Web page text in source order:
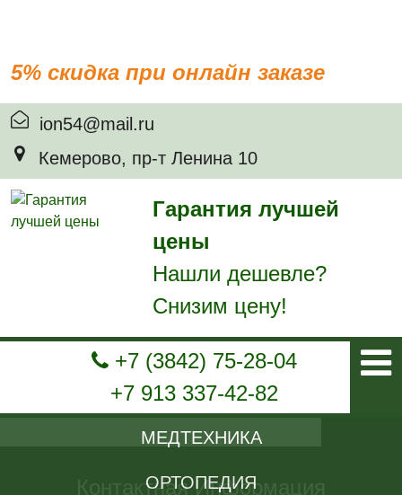
5% скидка при онлайн заказе
ion54@mail.ru
Кемерово, пр-т Ленина 10
Гарантия лучшей
цены
Нашли дешевле?
Снизим цену!
+7 (3842) 75-28-04
+7 913 337-42-82
МЕДТЕХНИКА
ОРТОПЕДИЯ
КонтактнаяИнформация